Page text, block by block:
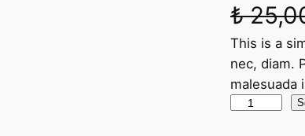
₺
This is a
nec, diam.
malesuada